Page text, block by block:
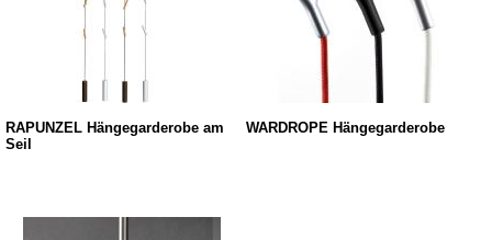
RAPUNZEL Hängegarderobe am
Seil
WARDROPE Hängegarderobe